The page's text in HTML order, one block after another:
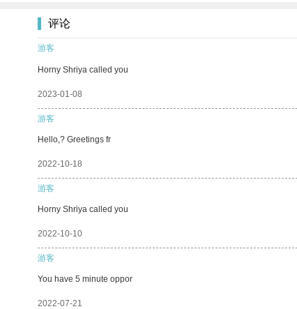
评论
游客
Horny Shriya called you
2023-01-08
游客
Hello,? Greetings fr
2022-10-18
游客
Horny Shriya called you
2022-10-10
游客
You have 5 minute oppor
2022-07-21